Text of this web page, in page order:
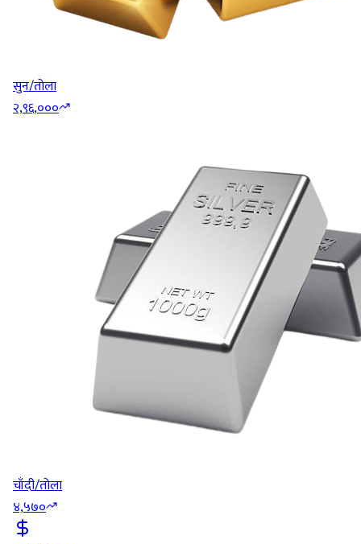
सुन/तोला
२,९६,०००
चाँदी/तोला
४,५७०